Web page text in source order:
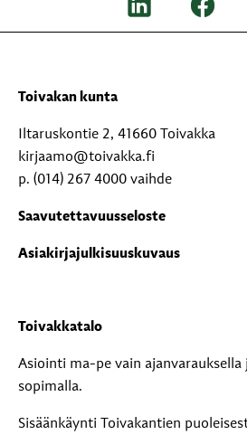
Toivakan kunta
Iltaruskontie 2, 41660 Toivakka
kirjaamo@toivakka.fi
p. (014) 267 4000 vaihde
Saavutettavuusseloste
Asiakirjajulkisuuskuvaus
Toivakkatalo
Asiointi ma-pe vain ajanvarauksella
sopimalla.
Sisäänkäynti Toivakantien